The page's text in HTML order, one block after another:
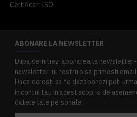
Certificari ISO
ABONARE LA NEWSLETTER
Dupa ce initiezi abonarea la
newsletter-ul nostru o sa primesti
Daca doresti sa te dezabonezi poti
in contul tau in acest scop, si de
datele tale personale.